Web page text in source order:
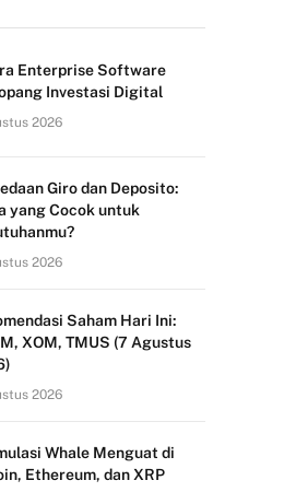
Enterprise Software
Investasi Digital
2026
Giro dan Deposito:
yang Cocok untuk
2026
Saham Hari Ini:
XOM, TMUS (7 Agustus
2026
Whale Menguat di
Ethereum, dan XRP